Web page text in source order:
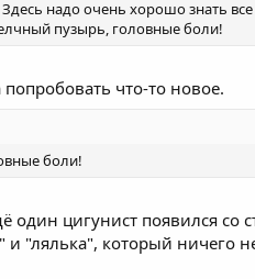
надо очень хорошо знать
пузырь, головные боли!
что-то новое.
боли!
один цигунист появился со
и "лялька", который ничего